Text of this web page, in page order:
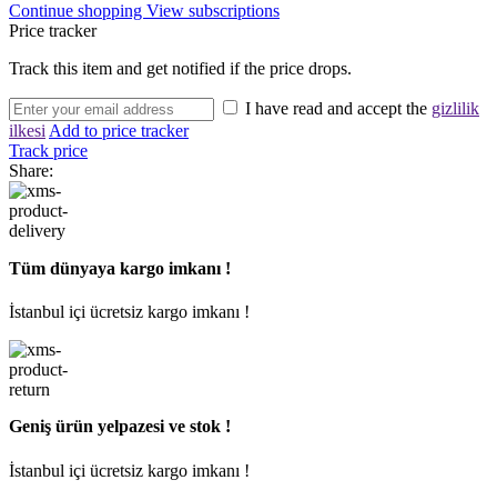
Continue shopping View subscriptions
Price tracker
Track this item and get notified if the price drops.
I have read and accept the gizlilik
ilkesiAdd to price tracker
Track price
Share:
Tüm dünyaya kargo imkanı !
İstanbul içi ücretsiz kargo imkanı !
Geniş ürün yelpazesi ve stok !
İstanbul içi ücretsiz kargo imkanı !